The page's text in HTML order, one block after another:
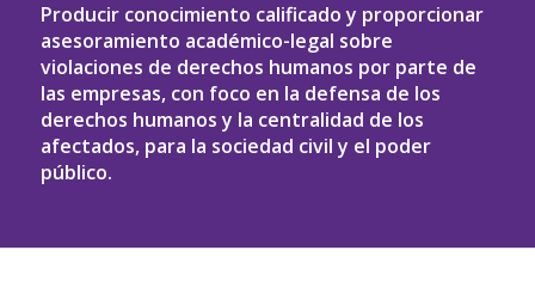
Producir conocimiento calificado y proporcionar
asesoramiento académico-legal sobre
violaciones de derechos humanos por parte de
las empresas, con foco en la defensa de los
derechos humanos y la centralidad de los
afectados, para la sociedad civil y el poder
público.